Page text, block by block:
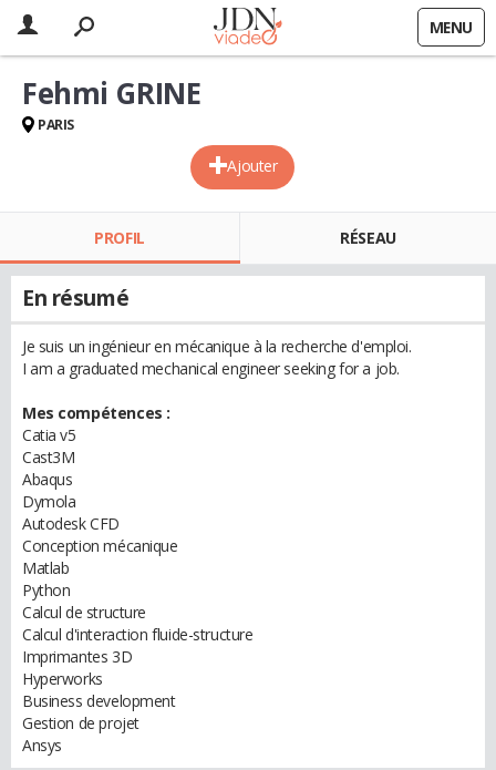
MENU
Ajouter
Fehmi GRINE
PARIS
PROFIL RÉSEAU
En résumé
Je suis un ingénieur en mécanique à la recherche d'emploi.
I am a graduated mechanical engineer seeking for a job.
Mes compétences :
Catia v5
Cast3M
Abaqus
Dymola
Autodesk CFD
Conception mécanique
Matlab
Python
Calcul de structure
Calcul d'interaction fluide-structure
Imprimantes 3D
Hyperworks
Business development
Gestion de projet
Ansys